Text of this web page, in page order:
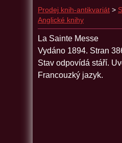
Prodej knih-antikvariát >
Anglické knihy
La Sainte Messe
Vydáno 1894. Stran
Stav odpovídá stáří.
Francouzký jazyk.